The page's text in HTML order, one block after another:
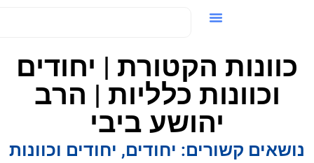
כוונות הקטורת | יחודים
וכוונות כלליות | הרב
יהושע ביבי
קשורים: יחודים,יחודים וכוונות